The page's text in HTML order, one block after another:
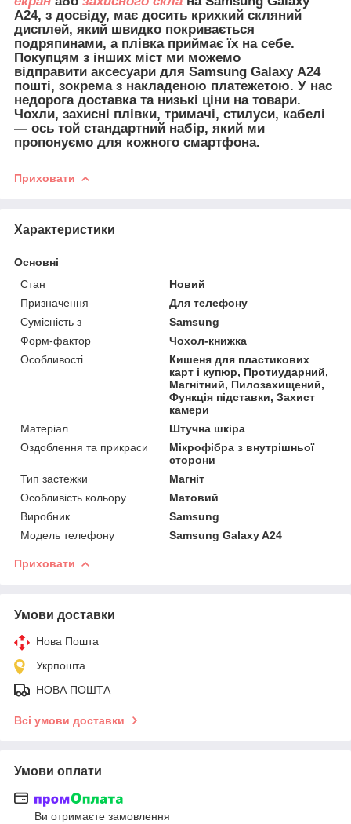
A24, з досвіду, має досить крихкий скляний
дисплей, який швидко покривається
подряпинами, а плівка приймає їх на себе.
Покупцям з інших міст ми можемо
відправити аксесуари для Samsung Galaxy A24
пошті, зокрема з накладеною платежетою. У нас
недорога доставка та низькі ціни на товари.
Чохли, захисні плівки, тримачі, стилуси, кабелі
— ось той стандартний набір, який ми
пропонуємо для кожного смартфона.
Приховати
Характеристики
Основні
Стан
Новий
Призначення
Для телефону
Сумісність з
Samsung
Форм-фактор
Чохол-книжка
Особливості
Кишеня для пластикових
карт і купюр, Протиударний,
Магнітний, Пилозахищений,
Функція підставки, Захист
камери
Матеріал
Штучна шкіра
Оздоблення та прикраси
Мікрофібра з внутрішньої
сторони
Тип застежки
Магніт
Особливість кольору
Матовий
Виробник
Samsung
Модель телефону
Samsung Galaxy A24
Приховати
Умови доставки
Нова Пошта
Укрпошта
НОВА ПОШТА
Всі умови доставки
Умови оплати
Ви отримаєте замовлення